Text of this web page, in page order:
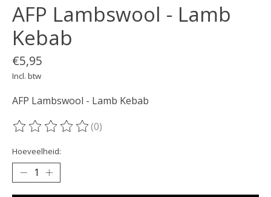
AFP Lambswool - Lamb
Kebab
€5,95
Incl. btw
AFP Lambswool - Lamb Kebab
De beoordeling van dit product is
(0)
Hoeveelheid: